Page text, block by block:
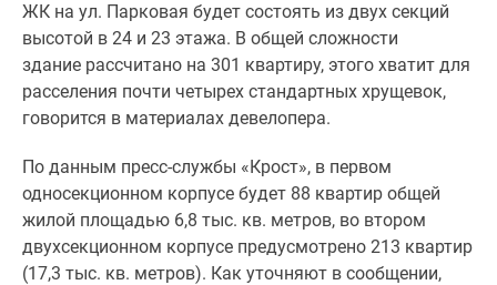
новостроек
Видеообзор
новостроек
Экспертиза
новостроек
Экология
Москвы
Студии
ЖК на ул. Парковая будет состоять из двух секций
высотой в 24 и 23 этажа. В общей сложности
здание рассчитано на 301 квартиру, этого хватит для
расселения почти четырех стандартных хрущевок,
говорится в материалах девелопера.
По данным пресс-службы «Крост», в первом
односекционном корпусе будет 88 квартир общей
жилой площадью 6,8 тыс. кв. метров, во втором
двухсекционном корпусе предусмотрено 213 квартир
(17,3 тыс. кв. метров). Как уточняют в сообщении,